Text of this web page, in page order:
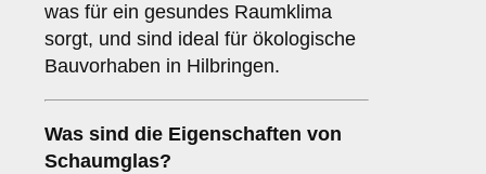
was für ein gesundes Raumklima
sorgt, und sind ideal für ökologische
Bauvorhaben in Hilbringen.
Was sind die Eigenschaften von
Schaumglas?